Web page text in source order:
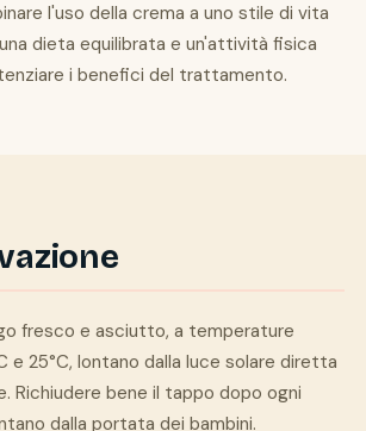
l'uso della crema a uno stile di vita
dieta equilibrata e un'attività fisica
i benefici del trattamento.
fresco e asciutto, a temperature
e 25°C, lontano dalla luce solare diretta
Richiudere bene il tappo dopo ogni
dalla portata dei bambini.